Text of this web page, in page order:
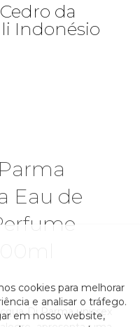
da
Indonésio
Eau de
Di Parma unissex
cookies para melhorar
e analisar o tráfego.
em nosso website,